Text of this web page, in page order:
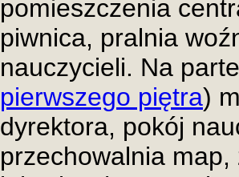
pomieszczenia
piwnica, pralnia
nauczycieli. Na
pierwszego piętra)
dyrektora, pokój
przechowalnia